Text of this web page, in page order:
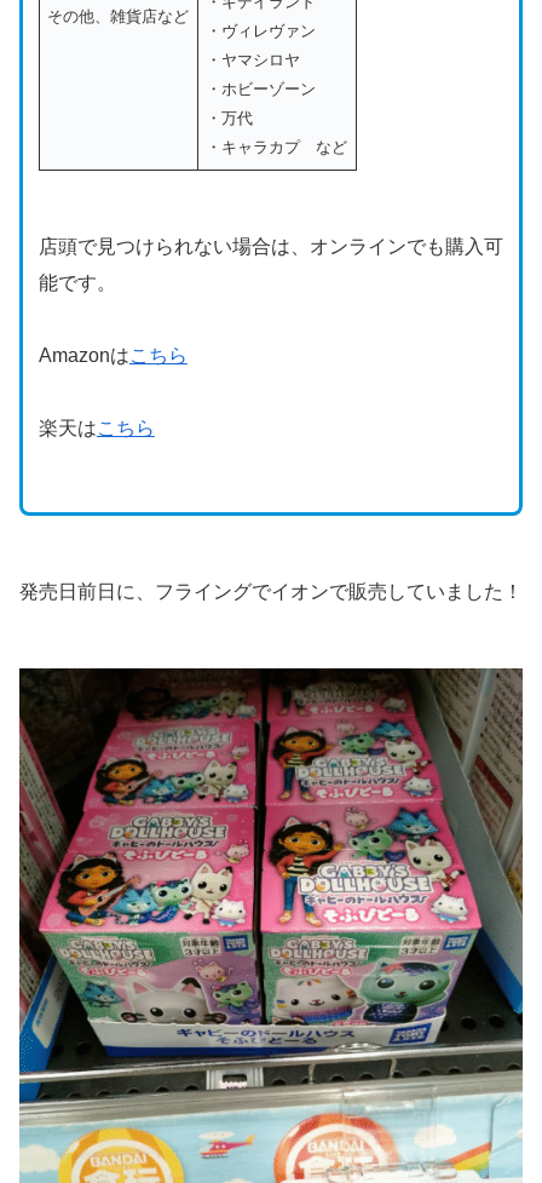
その他、雑貨店など
・ヴィレヴァン
・ヤマシロヤ
・ホビーゾーン
・万代
・キャラカプ など
店頭で見つけられない場合は、オンラインでも購入可
能です。
Amazonはこちら
楽天はこちら
発売日前日に、フライングでイオンで販売していました！